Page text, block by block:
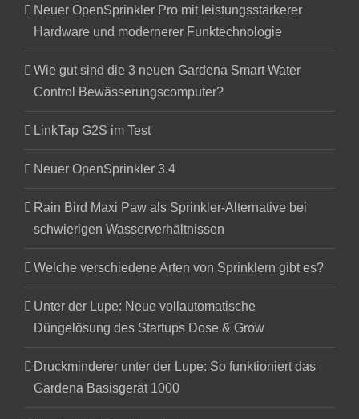
Neuer OpenSprinkler Pro mit leistungsstärkerer
Hardware und modernerer Funktechnologie
Wie gut sind die 3 neuen Gardena Smart Water
Control Bewässerungscomputer?
LinkTap G2S im Test
Neuer OpenSprinkler 3.4
Rain Bird Maxi Paw als Sprinkler-Alternative bei
schwierigen Wasserverhältnissen
Welche verschiedene Arten von Sprinklern gibt es?
Unter der Lupe: Neue vollautomatische
Düngelösung des Startups Dose & Grow
Druckminderer unter der Lupe: So funktioniert das
Gardena Basisgerät 1000